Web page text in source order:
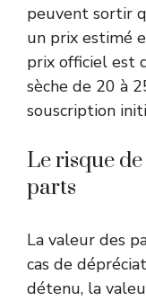
peuvent sortir
un prix estimé
prix officiel est
sèche de 20 à
souscription
Le risque
parts
La valeur des
cas de
détenu, la